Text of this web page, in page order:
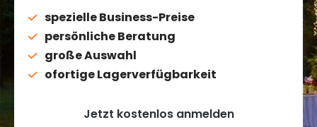
spezielle Business-Preise
persönliche Beratung
große Auswahl
ofortige Lagerverfügbarkeit
Jetzt kostenlos anmelden